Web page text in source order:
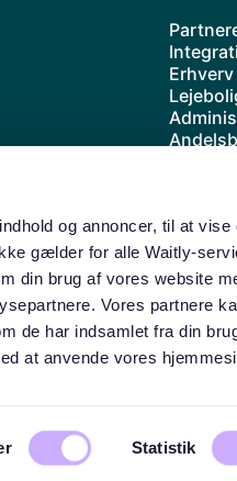
og annoncer, til at
gælder for alle Waitly-
din brug af vores website
Vores partnere
de har indsamlet fra din
at anvende vores
Statistik
Erhverv
Priser
Waitly
med
© Waitly ApS